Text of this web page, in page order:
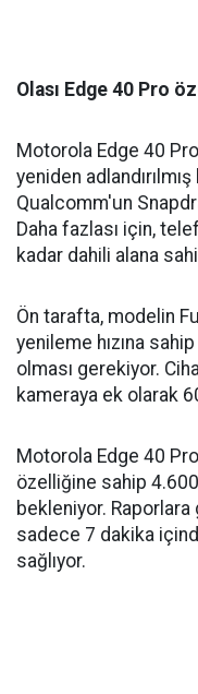
Olası Edge 40 Pro
Motorola Edge 40
yeniden
Qualcomm'un
Daha fazlası için,
kadar dahili alana
Ön tarafta, modelin
yenileme hızına
olması gerekiyor.
kameraya ek olarak
Motorola Edge 40
özelliğine sahip
bekleniyor.
sadece 7 dakika
sağlıyor.